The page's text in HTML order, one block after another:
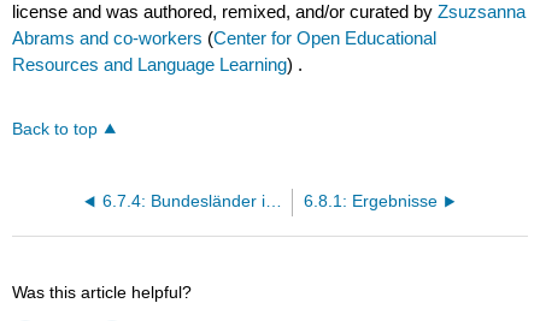
license and was authored, remixed, and/or curated byZsuzsanna
Abrams and co-workers (Center for Open Educational
Resources and Language Learning) .
Back to top
6.7.4: Bundesländer in Deutschland 6.8.1: Ergebnisse
Was this article helpful?